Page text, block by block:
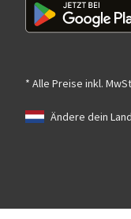
* Alle Preise inkl.
Ändere dein